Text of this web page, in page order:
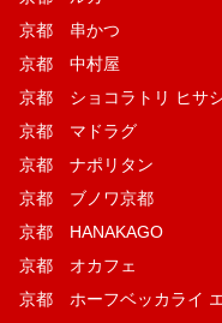
京都 串かつ
京都 中村屋
京都 ショコラトリ ヒサ
京都 マドラグ
京都 ナポリタン
京都 ブノワ京都
京都 HANAKAGO
京都 オカフェ
京都 ホーフベッカライ